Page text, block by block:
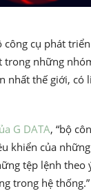
công cụ phát
trong những
nhất thế giới, có
G DATA, “bộ
khiển của
tệp lệnh theo
trong hệ thống.”